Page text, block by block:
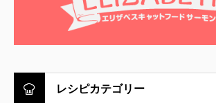
レシピカテゴリー